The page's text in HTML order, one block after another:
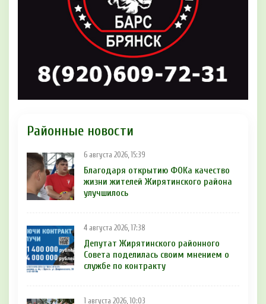
Районные новости
6 августа 2026, 15:39
Благодаря открытию ФОКа качество
жизни жителей Жирятинского района
улучшилось
4 августа 2026, 17:38
Депутат Жирятинского районного
Совета поделилась своим мнением о
службе по контракту
1 августа 2026, 10:03